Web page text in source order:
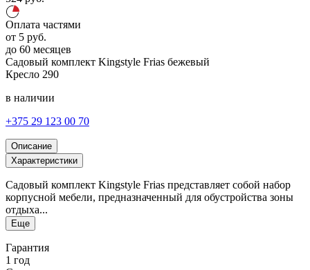
Оплата частями
от 5 руб.
до 60 месяцев
Садовый комплект Kingstyle Frias бежевый
Кресло 290
в наличии
+375 29 123 00 70
Описание
Характеристики
Садовый комплект Kingstyle Frias представляет собой набор
корпусной мебели, предназначенный для обустройства зоны
отдыха...
Еще
Гарантия
1 год